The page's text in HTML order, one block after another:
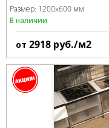
Размер: 1200x600 мм
В наличии
от 2918 руб./м2